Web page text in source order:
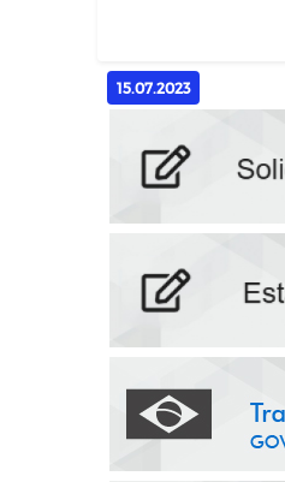
15.07.2023
Reunião com